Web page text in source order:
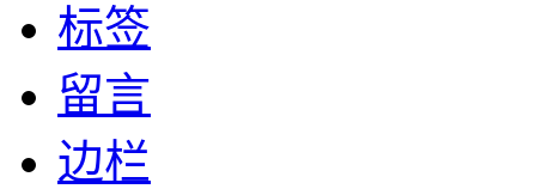
标签
留言
边栏